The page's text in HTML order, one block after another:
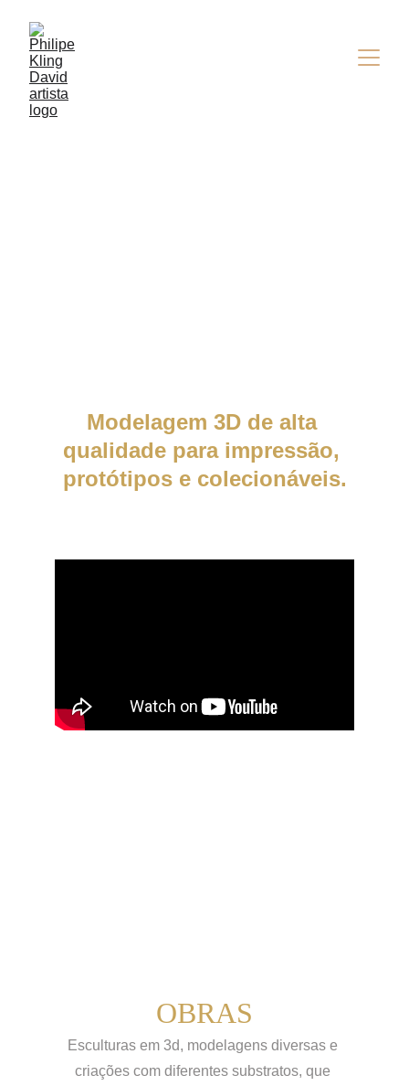
Modelagem 3D de alta
qualidade para impressão,
protótipos e colecionáveis.
OBRAS
Esculturas em 3d, modelagens diversas e
criações com diferentes substratos, que